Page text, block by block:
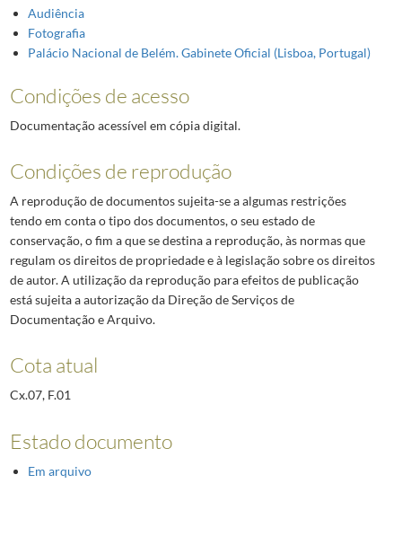
Audiência
Fotografia
Palácio Nacional de Belém. Gabinete Oficial (Lisboa, Portugal)
Condições de acesso
Documentação acessível em cópia digital.
Condições de reprodução
A reprodução de documentos sujeita-se a algumas restrições
tendo em conta o tipo dos documentos, o seu estado de
conservação, o fim a que se destina a reprodução, às normas que
regulam os direitos de propriedade e à legislação sobre os direitos
de autor. A utilização da reprodução para efeitos de publicação
está sujeita a autorização da Direção de Serviços de
Documentação e Arquivo.
Cota atual
Cx.07, F.01
Estado documento
Em arquivo